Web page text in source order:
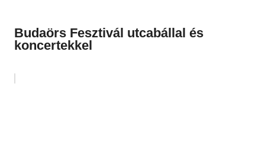
Budaörs Fesztivál utcabállal és
koncertekkel